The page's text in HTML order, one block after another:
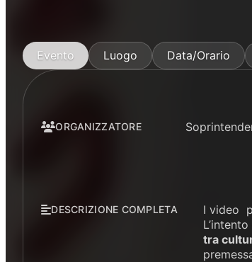
Evento Luogo Data/Orario
ORGANIZZATORE
DESCRIZIONE COMPLETA
I video
L’intento
tra